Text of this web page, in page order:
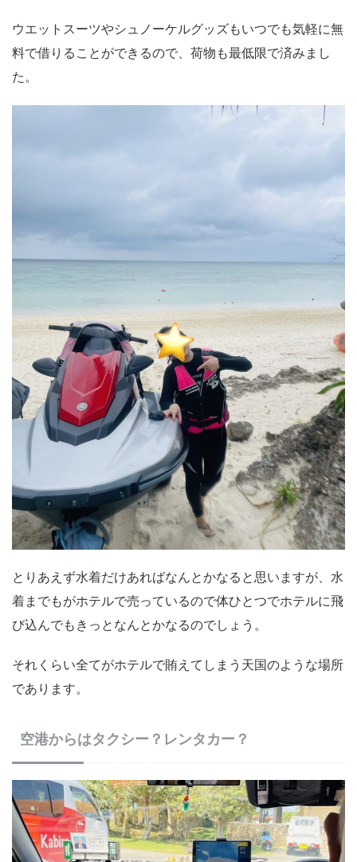
ウエットスーツやシュノーケルグッズもいつでも気軽に無
料で借りることができるので、荷物も最低限で済みまし
た。
とりあえず水着だけあればなんとかなると思いますが、水
着までもがホテルで売っているので体ひとつでホテルに飛
び込んでもきっとなんとかなるのでしょう。
それくらい全てがホテルで賄えてしまう天国のような場所
であります。
空港からはタクシー？レンタカー？